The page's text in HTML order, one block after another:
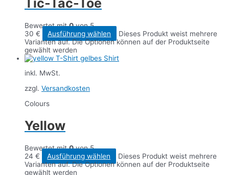
Bewertet mit0von 5
30 € Ausführung wählen
Dieses Produkt weist mehrere
Varianten auf. Die Optionen können auf der Produktseite
gewählt werden
inkl. MwSt.
zzgl. Versandkosten
Colours
Yellow
Bewertet mit0von 5
24 € Ausführung wählen
Dieses Produkt weist mehrere
Varianten auf. Die Optionen können auf der Produktseite
gewählt werden